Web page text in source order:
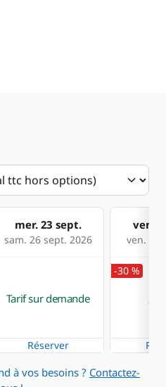
mer. 23 sept.
sam. 26 sept. 2026
ven.
ven. 02
Tarif sur demande
Réserver
-30 %
1
à vos besoins ? Contactez-